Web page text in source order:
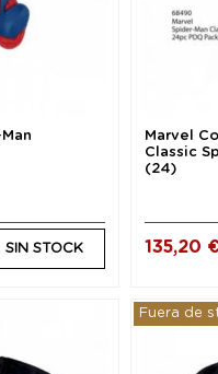
SIN STOCK
Marvel
Classic
(24)
135,20 €
Fuera de